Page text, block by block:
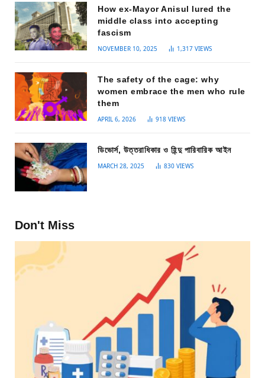
How ex-Mayor Anisul lured the
middle class into accepting
fascism
NOVEMBER 10, 2025 1,317 VIEWS
The safety of the cage: why
women embrace the men who rule
them
APRIL 6, 2026 918 VIEWS
ডিভোর্স, উত্তরাধিকার ও হিন্দু পারিবারিক আইন
MARCH 28, 2025 830 VIEWS
Don't Miss